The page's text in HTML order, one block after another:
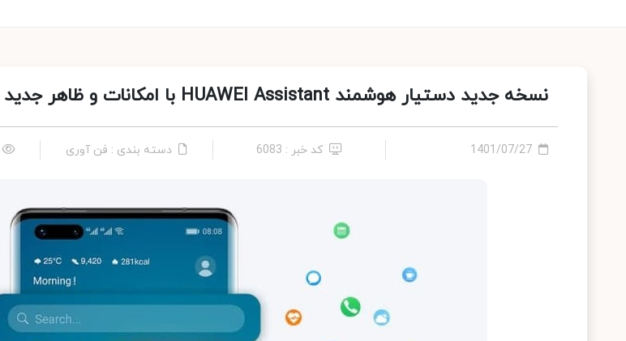
نسخه جدید دستیار هوشمند HUAWEI Assistant با امکانات و ظاهر جدید
1401/07/27 کد خبر : 6083 دسته بندی : فن آوری